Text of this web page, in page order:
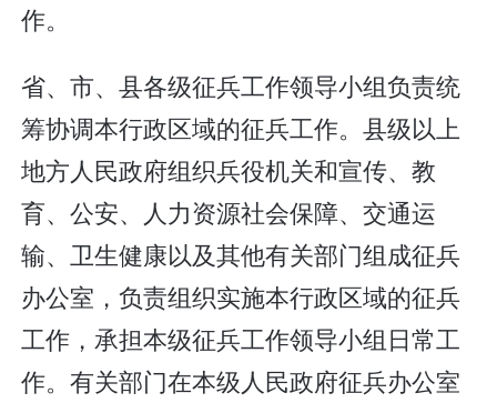
作。
省、市、县各级征兵工作领导小组负责统
筹协调本行政区域的征兵工作。县级以上
地方人民政府组织兵役机关和宣传、教
育、公安、人力资源社会保障、交通运
输、卫生健康以及其他有关部门组成征兵
办公室，负责组织实施本行政区域的征兵
工作，承担本级征兵工作领导小组日常工
作。有关部门在本级人民政府征兵办公室